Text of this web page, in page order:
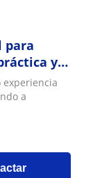
para
y
experiencia
a